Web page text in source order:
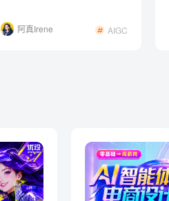
阿真Irene AIGC